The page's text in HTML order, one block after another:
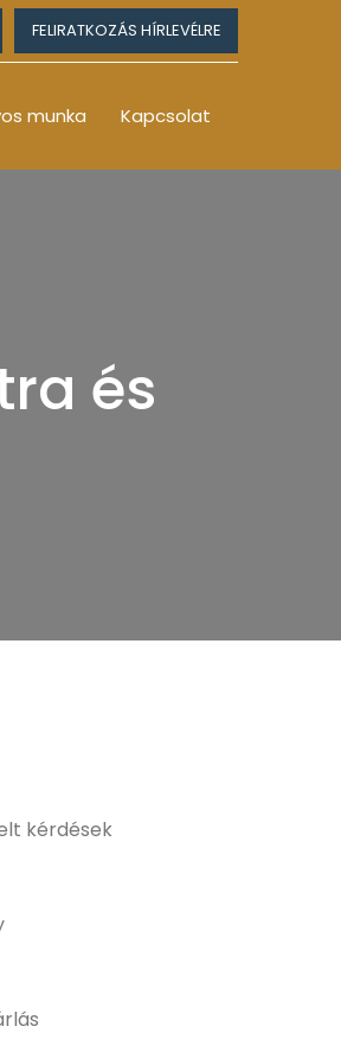
FELIRATKOZÁS HÍRLEVÉLRE
munka Kapcsolat
és
kérdések